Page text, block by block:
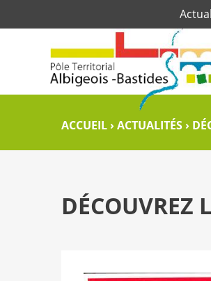
ACCUEIL ›ACTUALITÉS ›
DÉCOUVREZ